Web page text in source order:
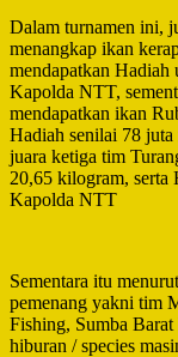
Dalam turnamen ini,
menangkap ikan
mendapatkan Hadiah
Kapolda NTT,
mendapatkan ikan
Hadiah senilai 78
juara ketiga tim
20,65 kilogram, serta
Kapolda NTT
Sementara itu
pemenang yakni tim
Fishing, Sumba Barat
hiburan / species